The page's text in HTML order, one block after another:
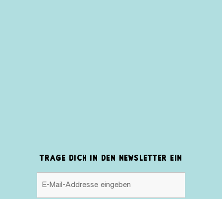
TRAGE DICH IN DEN NEWSLETTER EIN